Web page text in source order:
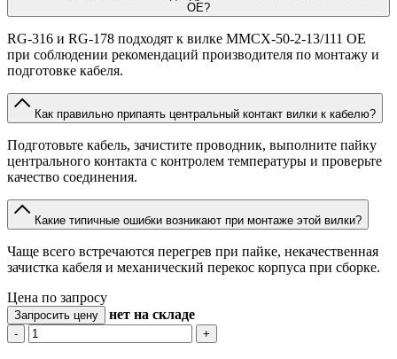
OE?
RG-316 и RG-178 подходят к вилке MMCX-50-2-13/111 OE
при соблюдении рекомендаций производителя по монтажу и
подготовке кабеля.
Как правильно припаять центральный контакт вилки к кабелю?
Подготовьте кабель, зачистите проводник, выполните пайку
центрального контакта с контролем температуры и проверьте
качество соединения.
Какие типичные ошибки возникают при монтаже этой вилки?
Чаще всего встречаются перегрев при пайке, некачественная
зачистка кабеля и механический перекос корпуса при сборке.
Цена по запросу
Запросить цену нет на складе
- +